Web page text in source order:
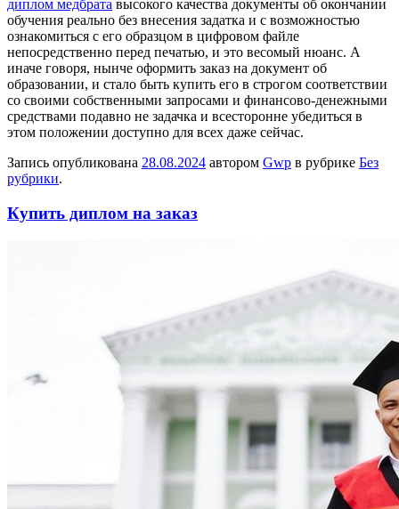
диплом медбрата высокого качества документы об окончании
обучения реально без внесения задатка и с возможностью
ознакомиться с его образцом в цифровом файле
непосредственно перед печатью, и это весомый нюанс. А
иначе говоря, нынче оформить заказ на документ об
образовании, и стало быть купить его в строгом соответствии
со своими собственными запросами и финансово-денежными
средствами подавно не задачка и всесторонне убедиться в
этом положении доступно для всех даже сейчас.
Запись опубликована 28.08.2024 автором Gwp в рубрике Без
рубрики.
Купить диплом на заказ